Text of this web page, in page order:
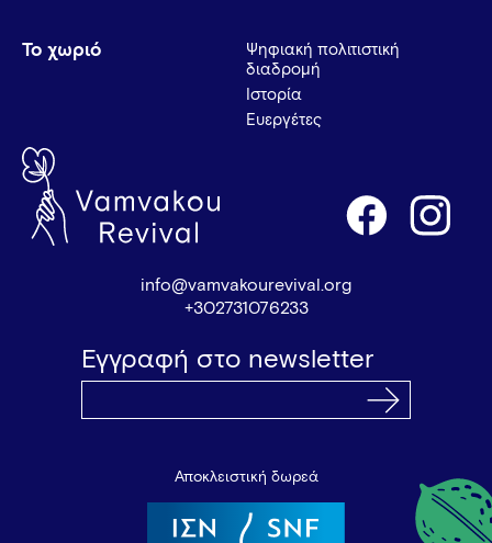
Το χωριό
Ψηφιακή πολιτιστική
διαδρομή
Ιστορία
Ευεργέτες
info@vamvakourevival.org
+302731076233
Εγγραφή στο newsletter
Αποκλειστική δωρεά